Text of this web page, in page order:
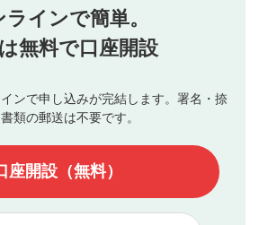
ン
稿できます。（お名前とコメント
士、もしくは利用者と第三者間のトラ
た損害に対して一切の責任を負いませ
は当社にて審査のうえ、掲載となり
までに日数がかかる場合や掲載されない
ん。各動画コンテンツへの掲載をもっ
いたします。ご了承ください。
ると判断された投稿内容は、掲載を
ございます。
ラインで簡単。
無料で口座開設
ンで申し込みが完結します。署名・捺
類の郵送は不要です。
座開設（無料）